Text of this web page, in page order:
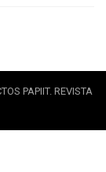
PAPIIT. REVISTA